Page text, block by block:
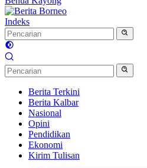
Indeks
Berita Terkini
Berita Kalbar
Nasional
Opini
Pendidikan
Ekonomi
Kirim Tulisan